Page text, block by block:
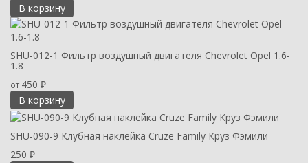
В корзину
SHU-012-1 Фильтр воздушный двигателя Chevrolet Opel 1.6-
1.8
от 450 ₽
В корзину
SHU-090-9 Клубная наклейка Cruze Family Круз Фэмили
250 ₽